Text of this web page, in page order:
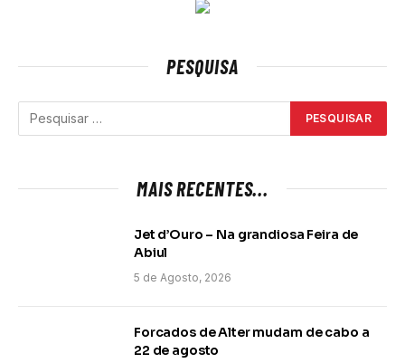
PESQUISA
MAIS RECENTES...
Jet d’Ouro – Na grandiosa Feira de
Abiul
5 de Agosto, 2026
Forcados de Alter mudam de cabo a
22 de agosto